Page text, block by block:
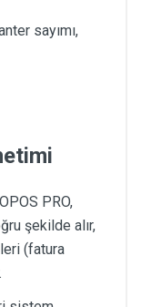
sayımı,
PRO,
şekilde alır,
(fatura